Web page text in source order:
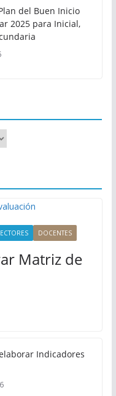
del Buen Inicio
2025 para Inicial,
DOCENTES
Matriz de
Indicadores